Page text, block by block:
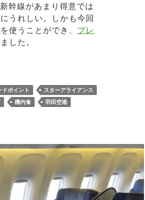
幹線があまり得意では
うれしい。しかも今回
を使うことができ、 プレ
した。
羽田→伊丹 2023年10月 アップグレ
ドポイント
スターアライアンス
機内食
羽田空港